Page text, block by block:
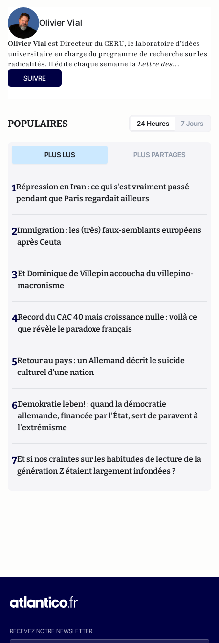
Olivier Vial
Olivier Vial est Directeur du CERU, le laboratoire d’idées
universitaire en charge du programme de recherche sur les
radicalités. Il édite chaque semaine la Lettre des
radicalités. Ses différentes publications sont visibles en
suivantce lien
SUIVRE
POPULAIRES 24 Heures 7 Jours
PLUS LUS PLUS PARTAGES
1Répression en Iran : ce qui s'est vraiment passé
pendant que Paris regardait ailleurs
2Immigration : les (très) faux-semblants européens
après Ceuta
3Et Dominique de Villepin accoucha du villepino-
macronisme
4Record du CAC 40 mais croissance nulle : voilà ce
que révèle le paradoxe français
5Retour au pays : un Allemand décrit le suicide
culturel d’une nation
6Demokratie leben! : quand la démocratie
allemande, financée par l'État, sert de paravent à
l'extrémisme
7Et si nos craintes sur les habitudes de lecture de la
génération Z étaient largement infondées ?
RECEVEZ NOTRE NEWSLETTER